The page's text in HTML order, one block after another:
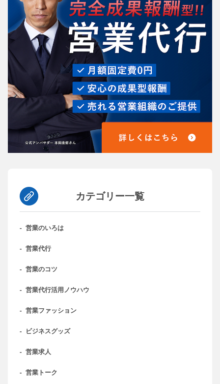
カテゴリー一覧
- 営業のいろは
- 営業代行
- 営業のコツ
- 営業代行活用ノウハウ
- 営業ファッション
- ビジネスグッズ
- 営業求人
- 営業トーク